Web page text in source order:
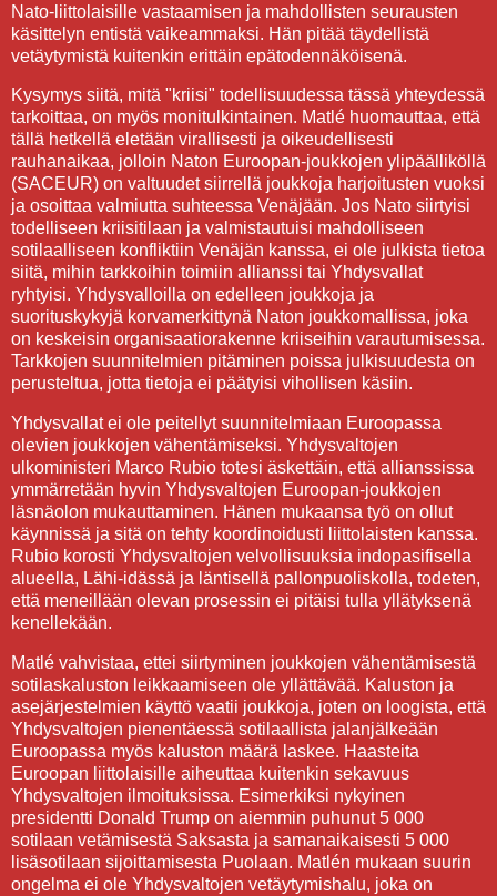
Nato-liittolaisille vastaamisen ja mahdollisten seurausten
käsittelyn entistä vaikeammaksi. Hän pitää täydellistä
vetäytymistä kuitenkin erittäin epätodennäköisenä.
Kysymys siitä, mitä "kriisi" todellisuudessa tässä yhteydessä
tarkoittaa, on myös monitulkintainen. Matlé huomauttaa, että
tällä hetkellä eletään virallisesti ja oikeudellisesti
rauhanaikaa, jolloin Naton Euroopan-joukkojen ylipäälliköllä
(SACEUR) on valtuudet siirrellä joukkoja harjoitusten vuoksi
ja osoittaa valmiutta suhteessa Venäjään. Jos Nato siirtyisi
todelliseen kriisitilaan ja valmistautuisi mahdolliseen
sotilaalliseen konfliktiin Venäjän kanssa, ei ole julkista tietoa
siitä, mihin tarkkoihin toimiin allianssi tai Yhdysvallat
ryhtyisi. Yhdysvalloilla on edelleen joukkoja ja
suorituskykyjä korvamerkittynä Naton joukkomallissa, joka
on keskeisin organisaatiorakenne kriiseihin varautumisessa.
Tarkkojen suunnitelmien pitäminen poissa julkisuudesta on
perusteltua, jotta tietoja ei päätyisi vihollisen käsiin.
Yhdysvallat ei ole peitellyt suunnitelmiaan Euroopassa
olevien joukkojen vähentämiseksi. Yhdysvaltojen
ulkoministeri Marco Rubio totesi äskettäin, että allianssissa
ymmärretään hyvin Yhdysvaltojen Euroopan-joukkojen
läsnäolon mukauttaminen. Hänen mukaansa työ on ollut
käynnissä ja sitä on tehty koordinoidusti liittolaisten kanssa.
Rubio korosti Yhdysvaltojen velvollisuuksia indopasifisella
alueella, Lähi-idässä ja läntisellä pallonpuoliskolla, todeten,
että meneillään olevan prosessin ei pitäisi tulla yllätyksenä
kenellekään.
Matlé vahvistaa, ettei siirtyminen joukkojen vähentämisestä
sotilaskaluston leikkaamiseen ole yllättävää. Kaluston ja
asejärjestelmien käyttö vaatii joukkoja, joten on loogista, että
Yhdysvaltojen pienentäessä sotilaallista jalanjälkeään
Euroopassa myös kaluston määrä laskee. Haasteita
Euroopan liittolaisille aiheuttaa kuitenkin sekavuus
Yhdysvaltojen ilmoituksissa. Esimerkiksi nykyinen
presidentti Donald Trump on aiemmin puhunut 5 000
sotilaan vetämisestä Saksasta ja samanaikaisesti 5 000
lisäsotilaan sijoittamisesta Puolaan. Matlén mukaan suurin
ongelma ei ole Yhdysvaltojen vetäytymishalu, joka on